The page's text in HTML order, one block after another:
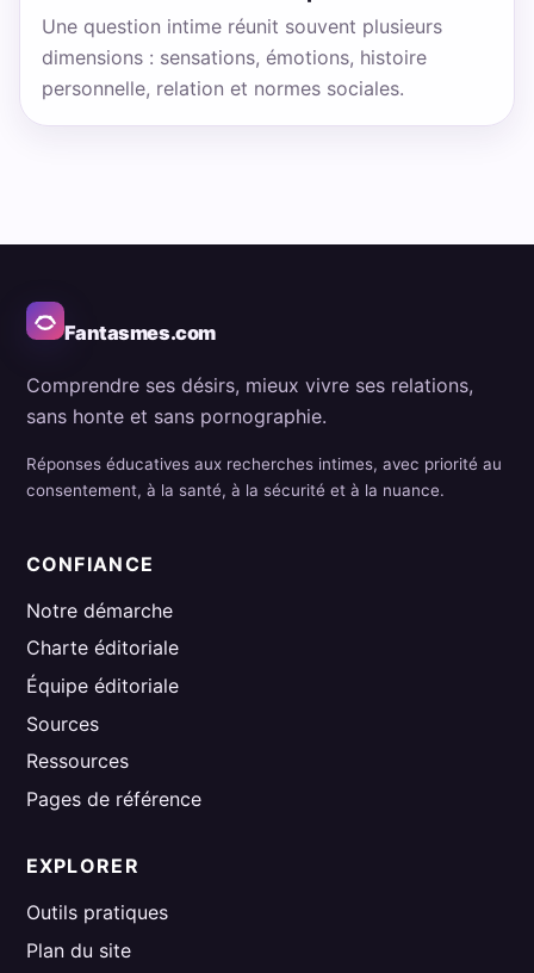
Une question intime réunit souvent plusieurs
dimensions : sensations, émotions, histoire
personnelle, relation et normes sociales.
Fantasmes.com
Comprendre ses désirs, mieux vivre ses relations,
sans honte et sans pornographie.
Réponses éducatives aux recherches intimes, avec priorité au
consentement, à la santé, à la sécurité et à la nuance.
CONFIANCE
Notre démarche
Charte éditoriale
Équipe éditoriale
Sources
Ressources
Pages de référence
EXPLORER
Outils pratiques
Plan du site